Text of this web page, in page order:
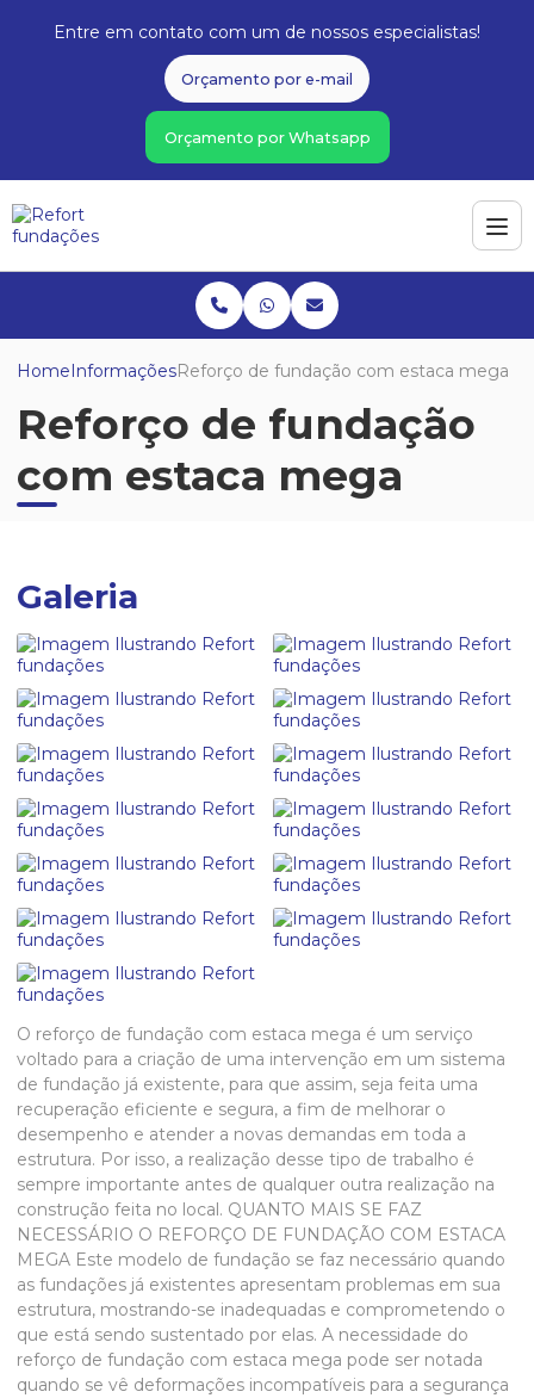
Entre em contato com um de nossos especialistas!
Orçamento por e-mail
Orçamento por Whatsapp
HomeInformaçõesReforço de fundação com estaca mega
Reforço de fundação
com estaca mega
Galeria
O reforço de fundação com estaca mega é um serviço
voltado para a criação de uma intervenção em um sistema
de fundação já existente, para que assim, seja feita uma
recuperação eficiente e segura, a fim de melhorar o
desempenho e atender a novas demandas em toda a
estrutura. Por isso, a realização desse tipo de trabalho é
sempre importante antes de qualquer outra realização na
construção feita no local. QUANTO MAIS SE FAZ
NECESSÁRIO O REFORÇO DE FUNDAÇÃO COM ESTACA
MEGA Este modelo de fundação se faz necessário quando
as fundações já existentes apresentam problemas em sua
estrutura, mostrando-se inadequadas e comprometendo o
que está sendo sustentado por elas. A necessidade do
reforço de fundação com estaca mega pode ser notada
quando se vê deformações incompatíveis para a segurança